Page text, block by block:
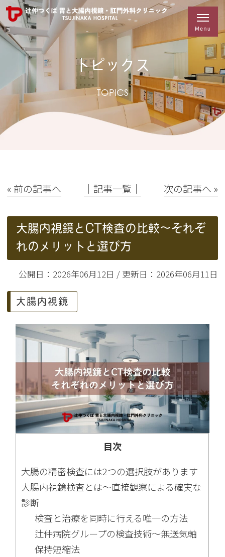
トピックス
TOPICS
« 前の記事へ │記事一覧│ 次の記事へ »
大腸内視鏡とCT検査の比較〜それぞ
れのメリットと選び方
公開日：2026年06月12日 / 更新日：2026年06月11日
大腸内視鏡
目次
大腸の精密検査には2つの選択肢があります
大腸内視鏡検査とは〜直接観察による確実な
診断
検査と治療を同時に行える唯一の方法
辻仲病院グループの検査技術〜無送気軸
保持短縮法